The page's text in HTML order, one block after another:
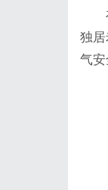
在
独
气